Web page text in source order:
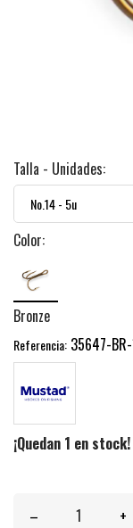
Talla - Unidades:
Color:
Bronze
Referencia: 35647-
¡Quedan 1 en stock!
– +